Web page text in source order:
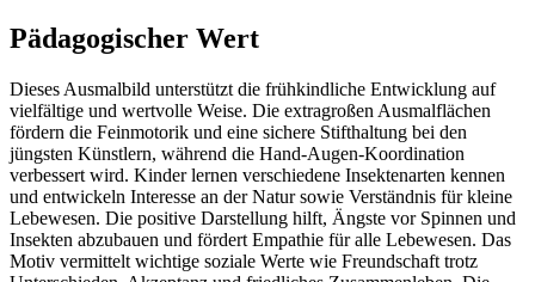
Pädagogischer Wert
Dieses Ausmalbild unterstützt die frühkindliche Entwicklung auf
vielfältige und wertvolle Weise. Die extragroßen Ausmalflächen
fördern die Feinmotorik und eine sichere Stifthaltung bei den
jüngsten Künstlern, während die Hand-Augen-Koordination
verbessert wird. Kinder lernen verschiedene Insektenarten kennen
und entwickeln Interesse an der Natur sowie Verständnis für kleine
Lebewesen. Die positive Darstellung hilft, Ängste vor Spinnen und
Insekten abzubauen und fördert Empathie für alle Lebewesen. Das
Motiv vermittelt wichtige soziale Werte wie Freundschaft trotz